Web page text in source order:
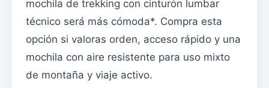
mochila de trekking con cinturón lumbar
técnico será más cómoda*. Compra esta
opción si valoras orden, acceso rápido y una
mochila con aire resistente para uso mixto
de montaña y viaje activo.